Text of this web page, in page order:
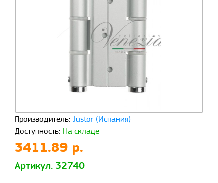
Производитель: Justor (Испания)
Доступность: На складе
3411.89 р.
Артикул: 32740